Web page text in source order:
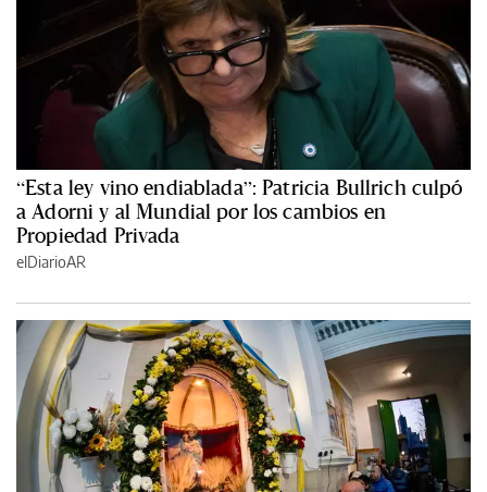
“Esta ley vino endiablada”: Patricia Bullrich culpó
a Adorni y al Mundial por los cambios en
Propiedad Privada
elDiarioAR